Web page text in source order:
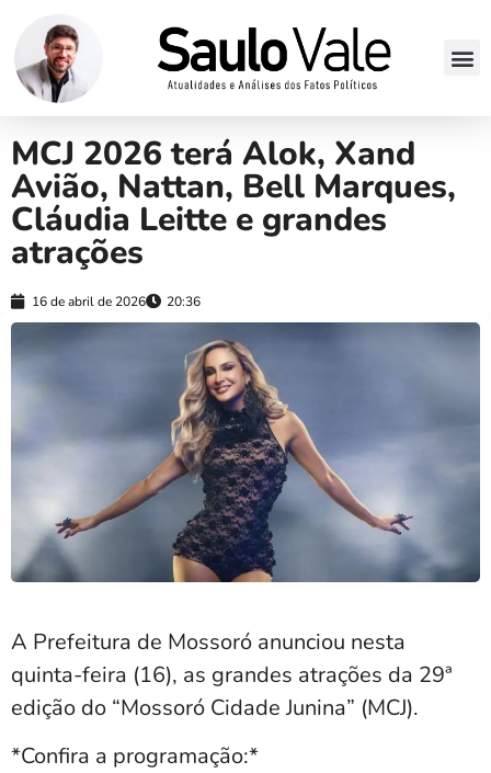
MCJ 2026 terá Alok, Xand
Avião, Nattan, Bell Marques,
Cláudia Leitte e grandes
atrações
16 de abril de 2026 20:36
A Prefeitura de Mossoró anunciou nesta
quinta-feira (16), as grandes atrações da 29ª
edição do “Mossoró Cidade Junina” (MCJ).
*Confira a programação:*